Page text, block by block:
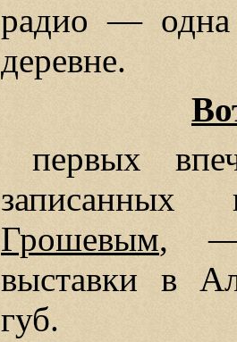
радио — одна
деревне.
первых
записанных
Грошевым, —
выставки в
губ.